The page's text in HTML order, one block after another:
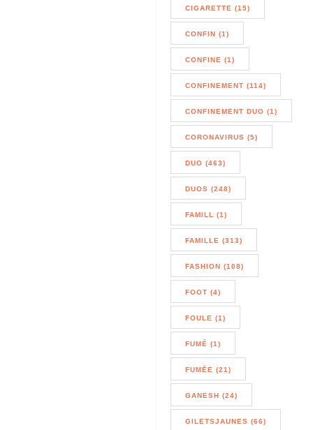
CIGARETTE (15)
CONFIN (1)
CONFINE (1)
CONFINEMENT (114)
CONFINEMENT DUO (1)
CORONAVIRUS (5)
DUO (463)
DUOS (248)
FAMILL (1)
FAMILLE (313)
FASHION (108)
FOOT (4)
FOULE (1)
FUMÉ (1)
FUMÉE (21)
GANESH (24)
GILETSJAUNES (66)